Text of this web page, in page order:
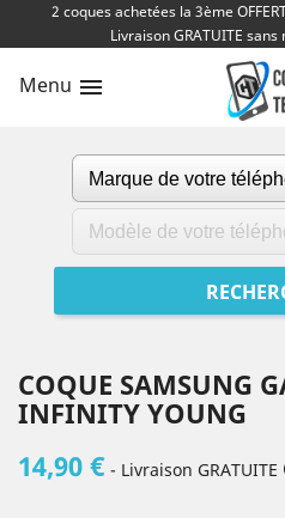
2 coques achetées la 3ème
Livraison GRATUITE
Menu 
COQUE SAMSUNG
INFINITY YOUNG
14,90 € - Livraison GRATUITE